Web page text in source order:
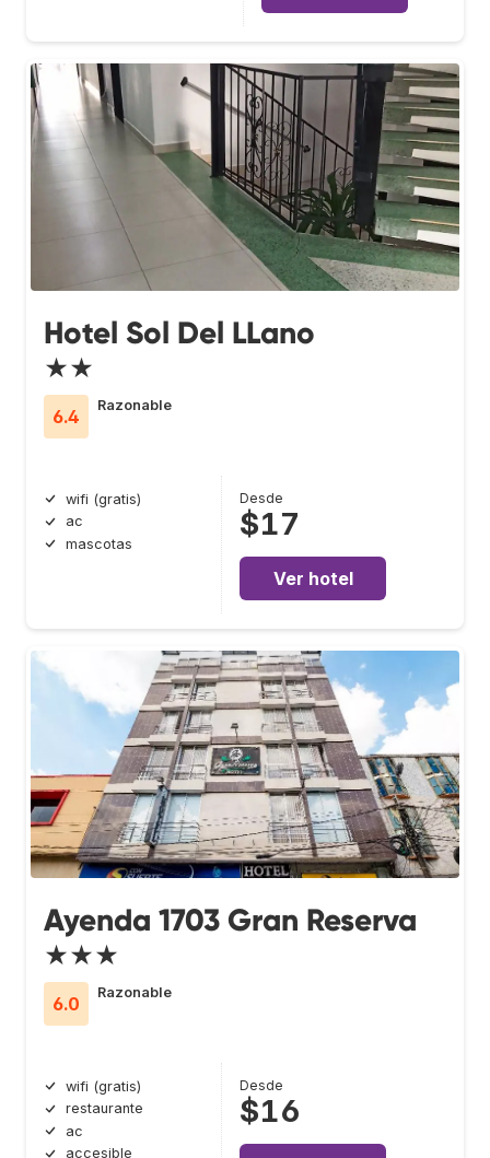
Hotel Sol Del LLano
★★
6.4
Razonable
wifi (gratis)
ac
mascotas
Desde
$17
Ver hotel
Ayenda 1703 Gran Reserva
★★★
6.0
Razonable
wifi (gratis)
restaurante
ac
accesible
Desde
$16